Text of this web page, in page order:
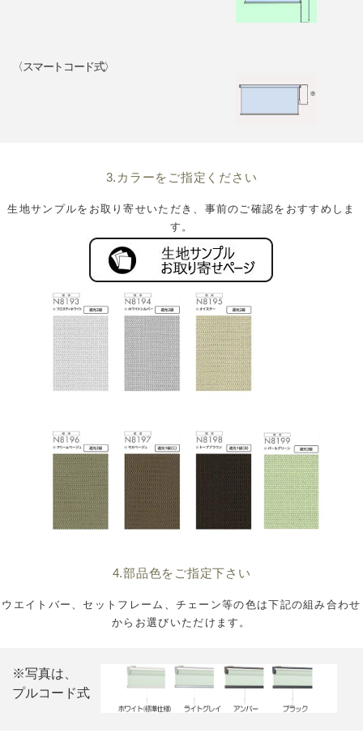
〈スマートコード式〉
3.カラーをご指定ください
生地サンプルをお取り寄せいただき、事前のご確認をおすすめしま
す。
4.部品色をご指定下さい
ウエイトバー、セットフレーム、チェーン等の色は下記の組み合わせ
からお選びいただけます。
※写真は、
プルコード式